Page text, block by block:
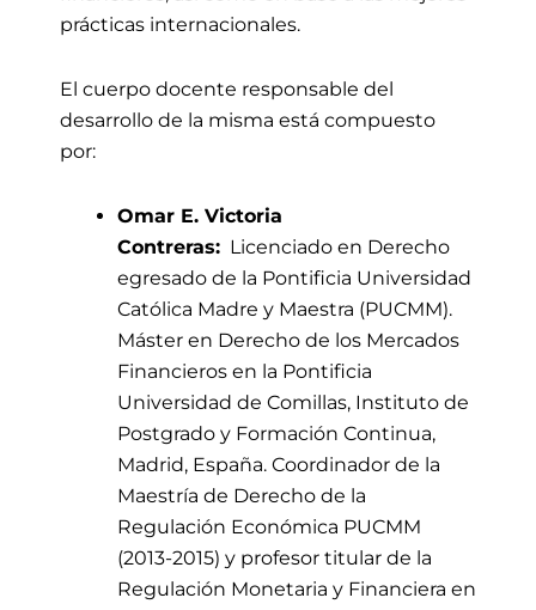
prácticas internacionales.
El cuerpo docente responsable del
desarrollo de la misma está compuesto
por:
Omar E. Victoria
Contreras: Licenciado en Derecho
egresado de la Pontificia Universidad
Católica Madre y Maestra (PUCMM).
Máster en Derecho de los Mercados
Financieros en la Pontificia
Universidad de Comillas, Instituto de
Postgrado y Formación Continua,
Madrid, España. Coordinador de la
Maestría de Derecho de la
Regulación Económica PUCMM
(2013-2015) y profesor titular de la
Regulación Monetaria y Financiera en